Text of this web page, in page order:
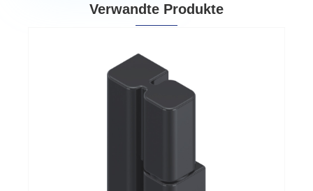
Verwandte Produkte